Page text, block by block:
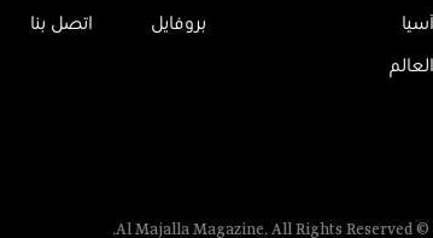
آسيا
العالم
بروفايل اتصل بنا
© Al Majalla Magazine. All Rights Reserved.